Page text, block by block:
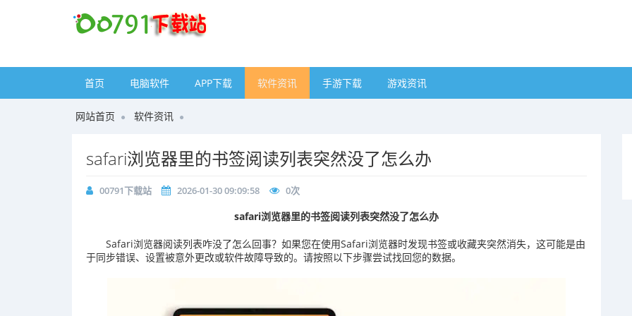
首页 电脑软件 APP下载 软件资讯 手游下载 游戏资讯
网站首页 软件资讯
safari浏览器里的书签阅读列表突然没了怎么办
00791下载站 2026-01-30 09:09:58 0次
safari浏览器里的书签阅读列表突然没了怎么办
Safari浏览器阅读列表咋没了怎么回事？如果您在使用Safari浏览器时发现书签或收藏夹突然消失，这可能是由
于同步错误、设置被意外更改或软件故障导致的。请按照以下步骤尝试找回您的数据。